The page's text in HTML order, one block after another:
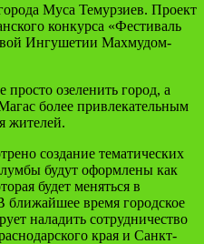
Муса Темурзиев. Проект
конкурса «Фестиваль
Ингушетии Махмудом-
озеленить город, а
более привлекательным
жителей.
создание тематических
будут оформлены как
будет меняться в
ближайшее время городское
наладить сотрудничество
края и Санкт-